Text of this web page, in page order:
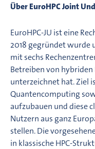
Über EuroHPC Joint
EuroHPC-JU ist eine
2018 gegründet wurde
mit sechs
Betreiben von hybriden
unterzeichnet hat. Ziel
Quantencomputing
aufzubauen und diese
Nutzern aus ganz
stellen. Die
in klassische HPC-